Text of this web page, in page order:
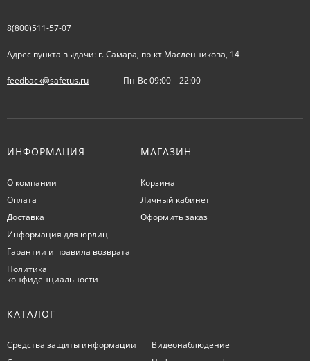
8(800)511-57-07
Адрес пункта выдачи: г. Самара, пр-кт Масленникова, 14
feedback@safetus.ru Пн-Вс 09:00—22:00
ИНФОРМАЦИЯ
О компании
Оплата
Доставка
Информация для юрлиц
Гарантии и правила возврата
Политика
конфиденциальности
МАГАЗИН
Корзина
Личный кабинет
Оформить заказ
КАТАЛОГ
Средства защиты информации
Видеонаблюдение